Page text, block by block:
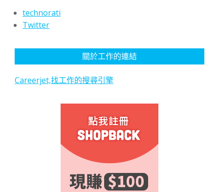
technorati
Twitter
關於工作的連結
Careerjet,找工作的搜尋引擎